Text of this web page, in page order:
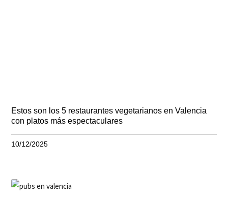
Estos son los 5 restaurantes vegetarianos en Valencia
con platos más espectaculares
10/12/2025